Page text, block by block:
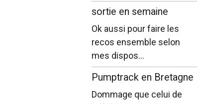
sortie en semaine
Ok aussi pour faire les
recos ensemble selon
mes dispos...
Pumptrack en Bretagne
Dommage que celui de